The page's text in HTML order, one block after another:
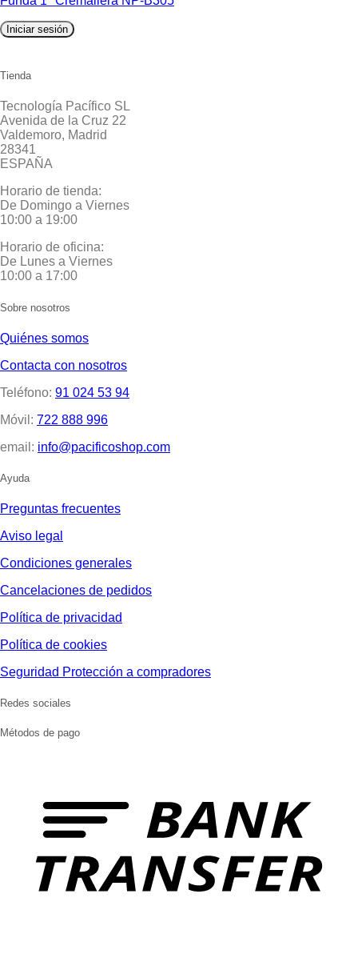
Iniciar sesión
Tienda
Tecnología Pacífico SL
Avenida de la Cruz 22
Valdemoro, Madrid
28341
ESPAÑA
Horario de tienda:
De Domingo a Viernes
10:00 a 19:00
Horario de oficina:
De Lunes a Viernes
10:00 a 17:00
Sobre nosotros
Quiénes somos
Contacta con nosotros
Teléfono: 91 024 53 94
Móvil: 722 888 996
email: info@pacificoshop.com
Ayuda
Preguntas frecuentes
Aviso legal
Condiciones generales
Cancelaciones de pedidos
Política de privacidad
Política de cookies
Seguridad Protección a compradores
Redes sociales
Métodos de pago